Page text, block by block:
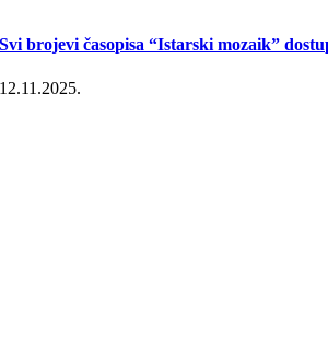
Svi brojevi časopisa “Istarski mozaik”
12.11.2025.